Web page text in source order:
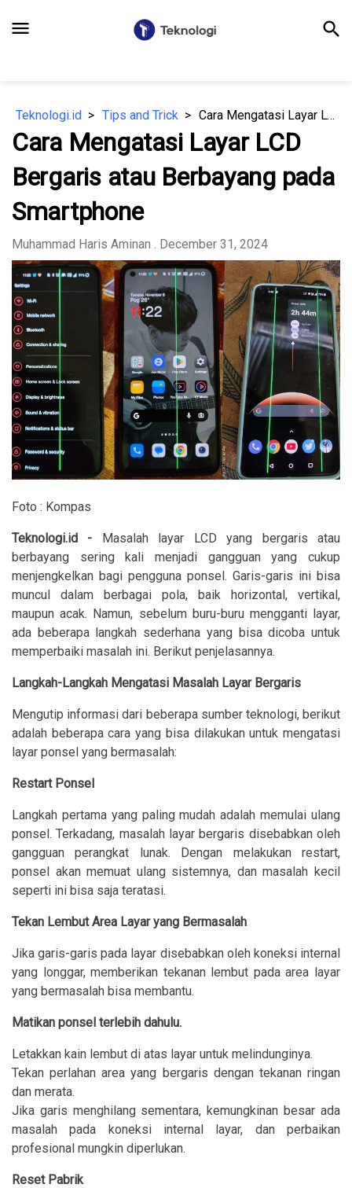
menu search
Teknologi.id Tips and Trick Cara Mengatasi Layar LCD Bergaris atau Berbayang pada Smartphone
Cara Mengatasi Layar LCD
Bergaris atau Berbayang pada
Smartphone
Muhammad Haris Aminan . December 31, 2024
Foto : Kompas
Teknologi.id - Masalah layar LCD yang bergaris atau
berbayang sering kali menjadi gangguan yang cukup
menjengkelkan bagi pengguna ponsel. Garis-garis ini bisa
muncul dalam berbagai pola, baik horizontal, vertikal,
maupun acak. Namun, sebelum buru-buru mengganti layar,
ada beberapa langkah sederhana yang bisa dicoba untuk
memperbaiki masalah ini. Berikut penjelasannya.
Langkah-Langkah Mengatasi Masalah Layar Bergaris
Mengutip informasi dari beberapa sumber teknologi, berikut
adalah beberapa cara yang bisa dilakukan untuk mengatasi
layar ponsel yang bermasalah:
Restart Ponsel
Langkah pertama yang paling mudah adalah memulai ulang
ponsel. Terkadang, masalah layar bergaris disebabkan oleh
gangguan perangkat lunak. Dengan melakukan restart,
ponsel akan memuat ulang sistemnya, dan masalah kecil
seperti ini bisa saja teratasi.
Tekan Lembut Area Layar yang Bermasalah
Jika garis-garis pada layar disebabkan oleh koneksi internal
yang longgar, memberikan tekanan lembut pada area layar
yang bermasalah bisa membantu.
Matikan ponsel terlebih dahulu.
Letakkan kain lembut di atas layar untuk melindunginya.
Tekan perlahan area yang bergaris dengan tekanan ringan
dan merata.
Jika garis menghilang sementara, kemungkinan besar ada
masalah pada koneksi internal layar, dan perbaikan
profesional mungkin diperlukan.
Reset Pabrik